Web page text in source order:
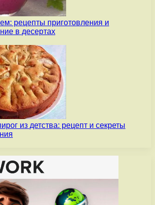
рецепты приготовления и
в десертах
из детства: рецепт и секреты